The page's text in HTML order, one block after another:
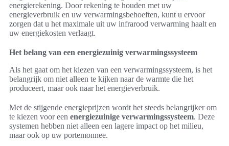
energierekening. Door rekening te houden met uw
energieverbruik en uw verwarmingsbehoeften, kunt u ervoor
zorgen dat u het maximale uit uw infrarood verwarming haalt en
uw energiekosten verlaagt.
Het belang van een energiezuinig verwarmingssysteem
Als het gaat om het kiezen van een verwarmingssysteem, is het
belangrijk om niet alleen te kijken naar de warmte die het
produceert, maar ook naar het energieverbruik.
Met de stijgende energieprijzen wordt het steeds belangrijker om
te kiezen voor een energiezuinige verwarmingssysteem. Deze
systemen hebben niet alleen een lagere impact op het milieu,
maar ook op uw portemonnee.